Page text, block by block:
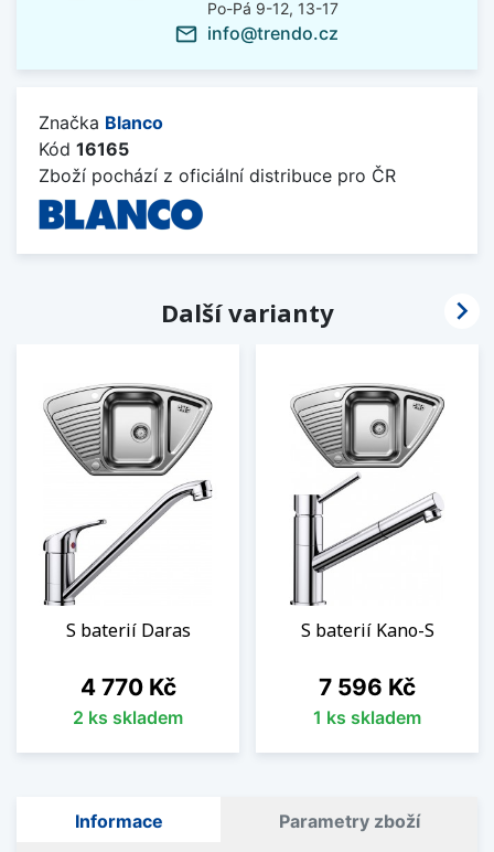
Po-Pá 9-12, 13-17
mail_outline info@trendo.cz
Značka Blanco
Kód 16165
Zboží pochází z oficiální distribuce pro ČR
Další varianty
S baterií Daras
Cena
4 770 Kč
2 ks skladem
S baterií Kano-S
Cena
7 596 Kč
1 ks skladem

Informace Parametry zboží